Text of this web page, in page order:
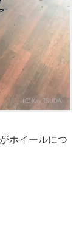
ホイールにつ